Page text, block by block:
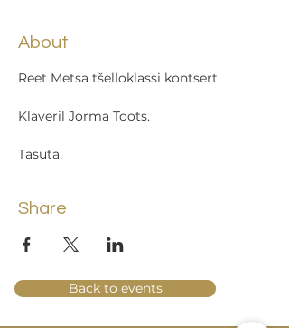
About
Reet Metsa tšelloklassi kontsert.
Klaveril Jorma Toots.
Tasuta.
Share
Back to events